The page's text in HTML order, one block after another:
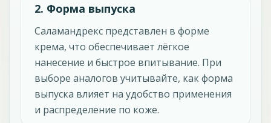
2. Форма выпуска
Саламандрекс представлен в форме
крема, что обеспечивает лёгкое
нанесение и быстрое впитывание. При
выборе аналогов учитывайте, как форма
выпуска влияет на удобство применения
и распределение по коже.